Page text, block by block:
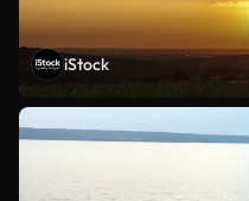
iStock